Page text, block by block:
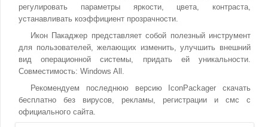
регулировать параметры яркости, цвета, контраста,
устанавливать коэффициент прозрачности.
Икон Пакаджер представляет собой полезный инструмент
для пользователей, желающих изменить, улучшить внешний
вид операционной системы, придать ей уникальности.
Совместимость: Windows All.
Рекомендуем последнюю версию IconPackager скачать
бесплатно без вирусов, рекламы, регистрации и смс с
официального сайта.